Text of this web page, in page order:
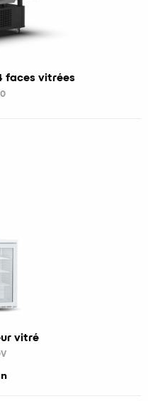
faces vitrées
vitré